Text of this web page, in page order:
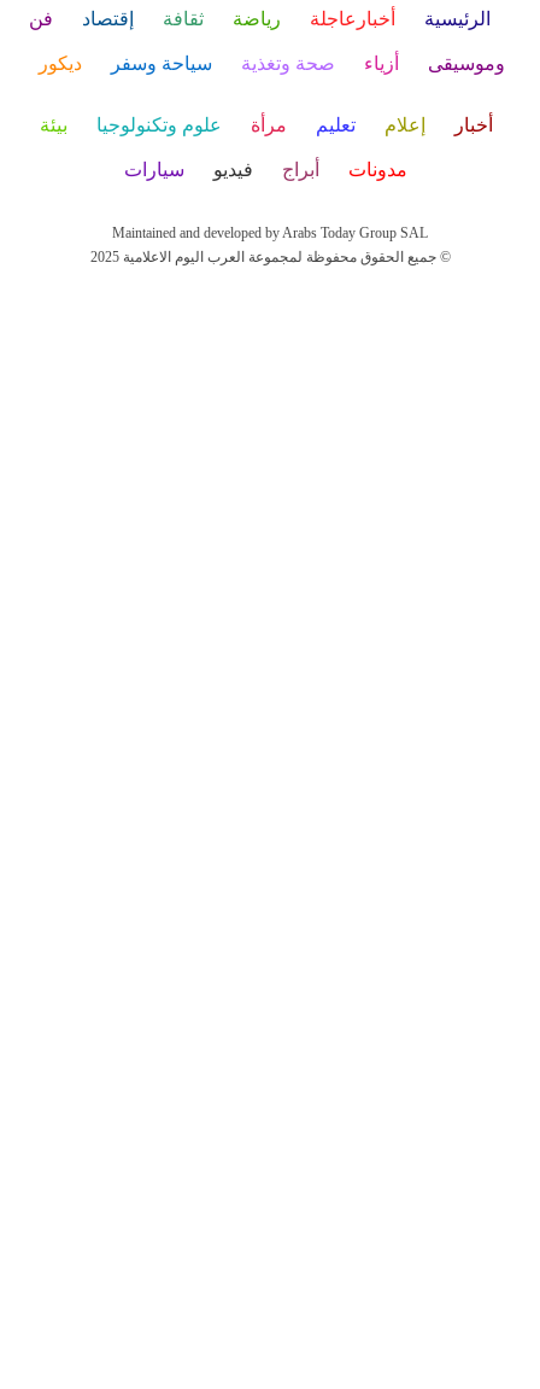
الرئيسية أخبارعاجلة رياضة ثقافة إقتصاد فن
وموسيقى أزياء صحة وتغذية سياحة وسفر ديكور
أخبار إعلام تعليم مرأة علوم وتكنولوجيا بيئة
مدونات أبراج فيديو سيارات
Maintained and developed by Arabs Today Group SAL
جميع الحقوق محفوظة لمجموعة العرب اليوم الاعلامية 2025 ©